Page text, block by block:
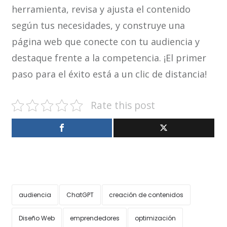
herramienta, revisa y ajusta el contenido
según tus necesidades, y construye una
página web que conecte con tu audiencia y
destaque frente a la competencia. ¡El primer
paso para el éxito está a un clic de distancia!
Rate this post
audiencia ChatGPT creación de contenidos
Diseño Web emprendedores optimización